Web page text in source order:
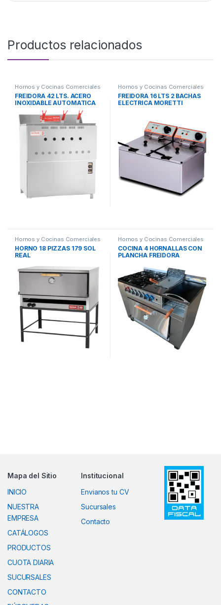
Productos relacionados
Hornos y Cocinas Comerciales
FREIDORA 42 LTS. ACERO
INOXIDABLE AUTOMATICA
SOL REAL
Hornos y Cocinas Comerciales
FREIDORA 16 LTS 2 BACHAS
ELECTRICA MORETTI
Hornos y Cocinas Comerciales
HORNO 18 PIZZAS 179 SOL
REAL
Hornos y Cocinas Comerciales
COCINA 4 HORNALLAS CON
PLANCHA FREIDORA
Mapa del Sitio
INICIO
NUESTRA
EMPRESA
CATÁLOGOS
PRODUCTOS
CUOTA DIARIA
SUCURSALES
CONTACTO
Institucional
Envianos tu CV
Sucursales
Contacto